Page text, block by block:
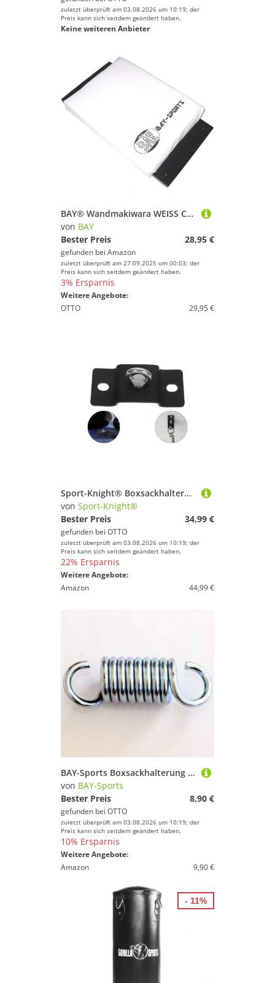
zuletzt überprüft am 03.08.2026 um 10:19; der
Preis kann sich seitdem geändert haben.
Keine weiteren Anbieter
BAY® Wandmakiwara WEISS CANVAS 40 x 22 cm Sport Makiwara aus Holz Wand Wandmontage Schlagpolster Schlagkissen, Sandsack, Boxsack, Wandsandsack, Makiwara, Wandschlagpolster, Wandschlagkissen, Wandboxsack Wandkissen white Wandboxkissen Wandboxpolster Boxpolster Wand Boxkissen Mauer wing tsun chun
von BAY
Bester Preis
28,95 €
gefunden bei Amazon
zuletzt überprüft am 27.09.2025 um 00:03; der
Preis kann sich seitdem geändert haben.
3% Ersparnis
Weitere Angebote:
OTTO
29,95 €
Sport-Knight® Boxsackhalterung Boxsack-Halterung Decke/Wand, bel. bis 300 kg, für Zuhause und Studio
von Sport-Knight®
Bester Preis
34,99 €
gefunden bei OTTO
zuletzt überprüft am 03.08.2026 um 10:19; der
Preis kann sich seitdem geändert haben.
22% Ersparnis
Weitere Angebote:
Amazon
44,99 €
BAY-Sports Boxsackhalterung Feder 11 cm Dämpfung für Sandsack Boxsack Aufhängung
von BAY-Sports
Bester Preis
8,90 €
gefunden bei OTTO
zuletzt überprüft am 03.08.2026 um 10:19; der
Preis kann sich seitdem geändert haben.
10% Ersparnis
Weitere Angebote:
Amazon
9,90 €
- 11%